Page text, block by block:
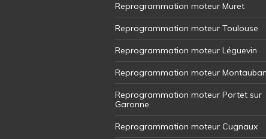
Reprogrammation moteur Muret
Reprogrammation moteur Toulouse
Reprogrammation moteur Léguevin
Reprogrammation moteur Montauban
Reprogrammation moteur Portet sur
Garonne
Reprogrammation moteur Cugnaux